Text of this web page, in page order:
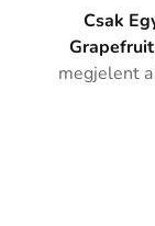
Csak
megjelent